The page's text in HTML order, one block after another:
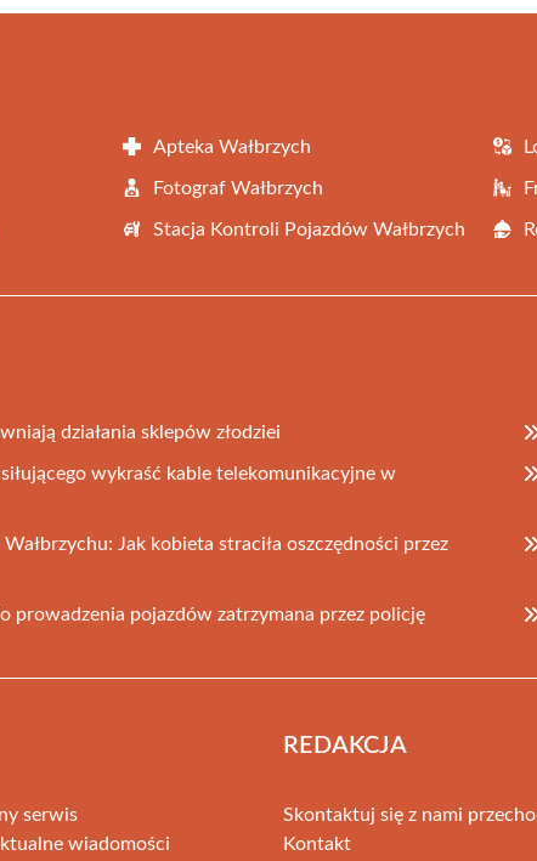
Apteka Wałbrzych
Fotograf Wałbrzych
Stacja Kontroli Pojazdów Wałbrzych
działania sklepów złodziei
wykraść kable telekomunikacyjne w
Jak kobieta straciła oszczędności przez
prowadzenia pojazdów zatrzymana przez policję
serwis
wiadomości
REDAKCJA
Skontaktuj się z nami
Kontakt